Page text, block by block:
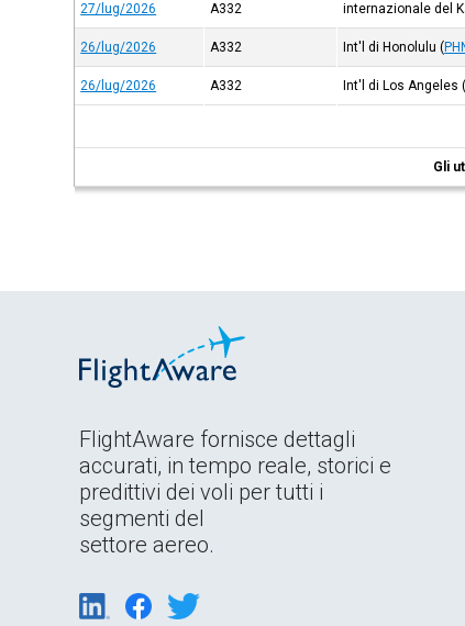
27/lug/2026 A332 internazionale del
26/lug/2026 A332 Int'l di Honolulu (
26/lug/2026 A332 Int'l di Los Angeles (
Gli
FlightAware fornisce dettagli
accurati, in tempo reale, storici e
predittivi dei voli per tutti i
segmenti del
settore aereo.